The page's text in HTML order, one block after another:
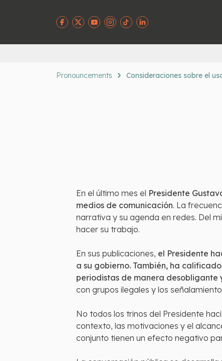
Pronouncements Consideraciones sobre el
En el último mes el Presidente
medios de comunicación. La
narrativa y su agenda en redes. Del
hacer su trabajo.
En sus publicaciones, el Presidente
a su gobierno. También, ha
periodistas de manera desobligante
con grupos ilegales y los
No todos los trinos del Presidente
contexto, las motivaciones y el
conjunto tienen un efecto negativo